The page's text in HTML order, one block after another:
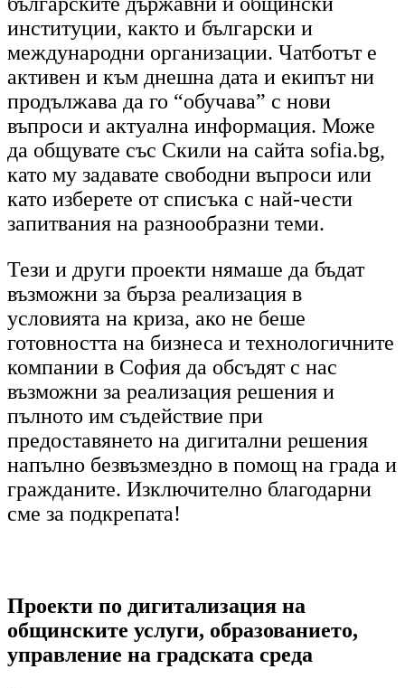
институции, както и български и
международни организации. Чатботът е
активен и към днешна дата и екипът ни
продължава да го “обучава” с нови
въпроси и актуална информация. Може
да общувате със Скили на сайта sofia.bg,
като му задавате свободни въпроси или
като изберете от списъка с най-чести
запитвания на разнообразни теми.
Тези и други проекти нямаше да бъдат
възможни за бърза реализация в
условията на криза, ако не беше
готовността на бизнеса и технологичните
компании в София да обсъдят с нас
възможни за реализация решения и
пълното им съдействие при
предоставянето на дигитални решения
напълно безвъзмездно в помощ на града и
гражданите. Изключително благодарни
сме за подкрепата!
Проекти по дигитализация на
общинските услуги, образованието,
управление на градската среда